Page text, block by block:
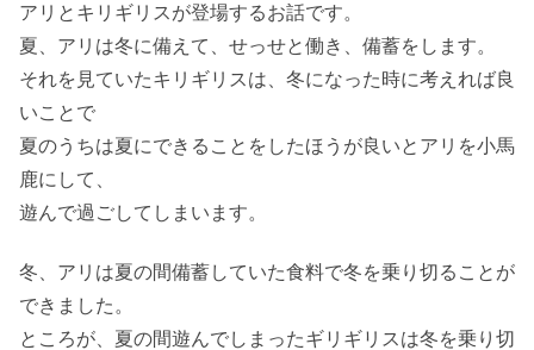
アリとキリギリスが登場するお話です。
夏、アリは冬に備えて、せっせと働き、備蓄をします。
それを見ていたキリギリスは、冬になった時に考えれば良
いことで
夏のうちは夏にできることをしたほうが良いとアリを小馬
鹿にして、
遊んで過ごしてしまいます。
冬、アリは夏の間備蓄していた食料で冬を乗り切ることが
できました。
ところが、夏の間遊んでしまったギリギリスは冬を乗り切